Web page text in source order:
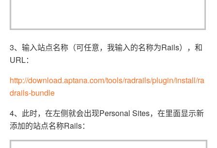
3、输入站点名称（可任意，我输入的名称为Rails），和
URL：
http://download.aptana.com/tools/radrails/plugin/install/ra
drails-bundle
4、此时，在左侧就会出现Personal Sites，在里面显示新
添加的站点名称Rails：